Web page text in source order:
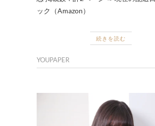
ック（Amazon）
続きを読む
YOUPAPER